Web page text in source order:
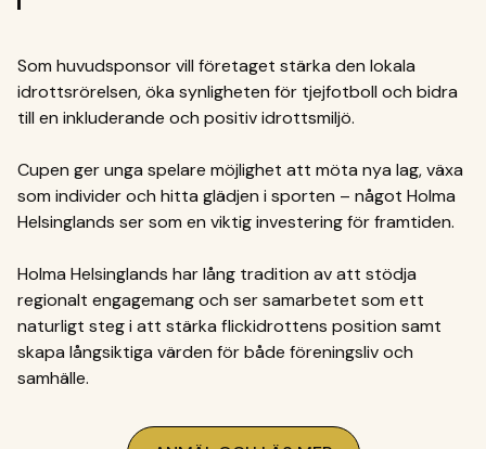
Som huvudsponsor vill företaget stärka den lokala
idrottsrörelsen, öka synligheten för tjejfotboll och bidra
till en inkluderande och positiv idrottsmiljö.
Cupen ger unga spelare möjlighet att möta nya lag, växa
som individer och hitta glädjen i sporten – något Holma
Helsinglands ser som en viktig investering för framtiden.
Holma Helsinglands har lång tradition av att stödja
regionalt engagemang och ser samarbetet som ett
naturligt steg i att stärka flickidrottens position samt
skapa långsiktiga värden för både föreningsliv och
samhälle.